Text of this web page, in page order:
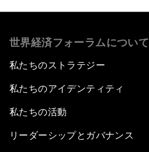
世界経済フォーラムについて
私たちのストラテジー
私たちのアイデンティティ
私たちの活動
リーダーシップとガバナンス